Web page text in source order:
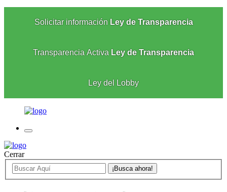
Solicitar información Ley de Transparencia
Transparencia Activa Ley de Transparencia
Ley del Lobby
Cerrar